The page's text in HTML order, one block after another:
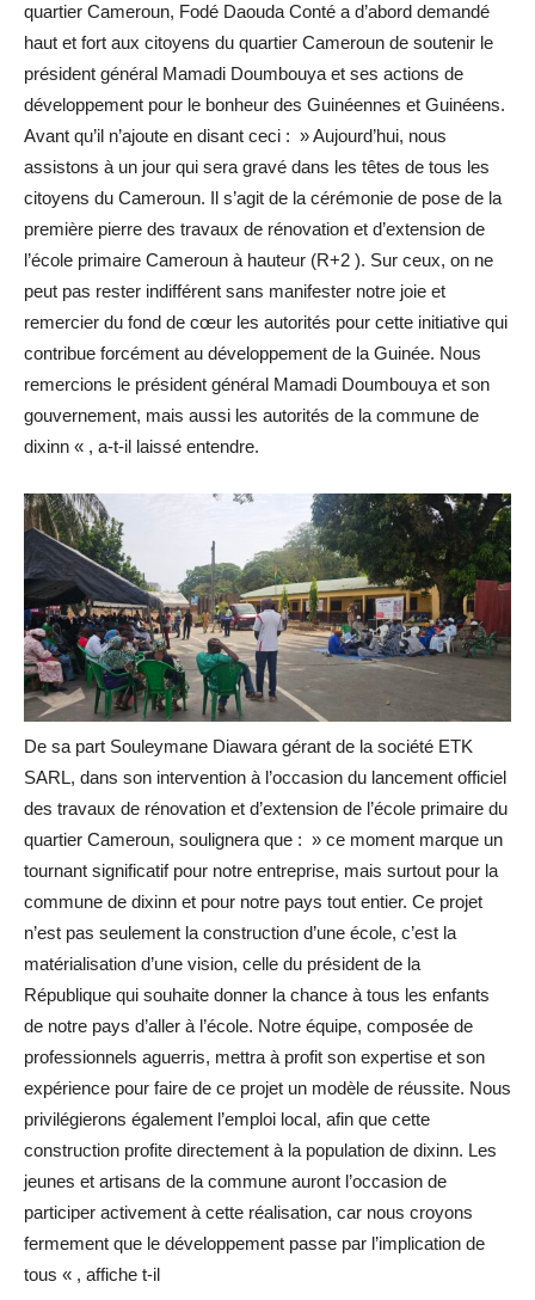
quartier Cameroun, Fodé Daouda Conté a d’abord demandé
haut et fort aux citoyens du quartier Cameroun de soutenir le
président général Mamadi Doumbouya et ses actions de
développement pour le bonheur des Guinéennes et Guinéens.
Avant qu’il n’ajoute en disant ceci : » Aujourd’hui, nous
assistons à un jour qui sera gravé dans les têtes de tous les
citoyens du Cameroun. Il s’agit de la cérémonie de pose de la
première pierre des travaux de rénovation et d’extension de
l’école primaire Cameroun à hauteur (R+2 ). Sur ceux, on ne
peut pas rester indifférent sans manifester notre joie et
remercier du fond de cœur les autorités pour cette initiative qui
contribue forcément au développement de la Guinée. Nous
remercions le président général Mamadi Doumbouya et son
gouvernement, mais aussi les autorités de la commune de
dixinn « , a-t-il laissé entendre.
De sa part Souleymane Diawara gérant de la société ETK
SARL, dans son intervention à l’occasion du lancement officiel
des travaux de rénovation et d’extension de l’école primaire du
quartier Cameroun, soulignera que : » ce moment marque un
tournant significatif pour notre entreprise, mais surtout pour la
commune de dixinn et pour notre pays tout entier. Ce projet
n’est pas seulement la construction d’une école, c’est la
matérialisation d’une vision, celle du président de la
République qui souhaite donner la chance à tous les enfants
de notre pays d’aller à l’école. Notre équipe, composée de
professionnels aguerris, mettra à profit son expertise et son
expérience pour faire de ce projet un modèle de réussite. Nous
privilégierons également l’emploi local, afin que cette
construction profite directement à la population de dixinn. Les
jeunes et artisans de la commune auront l’occasion de
participer activement à cette réalisation, car nous croyons
fermement que le développement passe par l’implication de
tous « , affiche t-il